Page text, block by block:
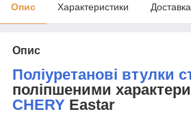
Опис Характеристики Доставка
Опис
Поліуретанові втулки
поліпшеними
CHERY Eastar